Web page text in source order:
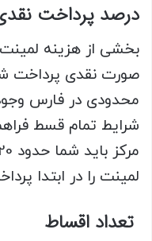
درصد پرداخت
بخشی از هزینه لمینت
صورت نقدی پرداخت
محدودی در فارس وجود
شرایط تمام قسط
لمینت را در ابتدا
تعداد اقساط